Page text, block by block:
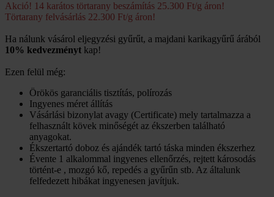
Akció! 14 karátos törtarany beszámítás 25.300 Ft/g áron!
Törtarany felvásárlás 22.300 Ft/g áron!
Ha nálunk vásárol eljegyzési gyűrűt, a majdani karikagyűrű árából
10% kedvezményt kap!
Ezen felül még:
Örökös garanciális tisztítás, polírozás
Ingyenes méret állítás
Vásárlási bizonylat avagy (Certificate) mely tartalmazza a
felhasznált kövek minőségét az ékszerben található
anyagokat.
Ékszertartó doboz és ajándék tartó táska minden ékszerhez
Évente 1 alkalommal ingyenes ellenőrzés, rejtett károsodás
történt-e , mozgó kő, repedés a gyűrűn stb. Az általunk
felfedezett hibákat ingyenesen javítjuk.